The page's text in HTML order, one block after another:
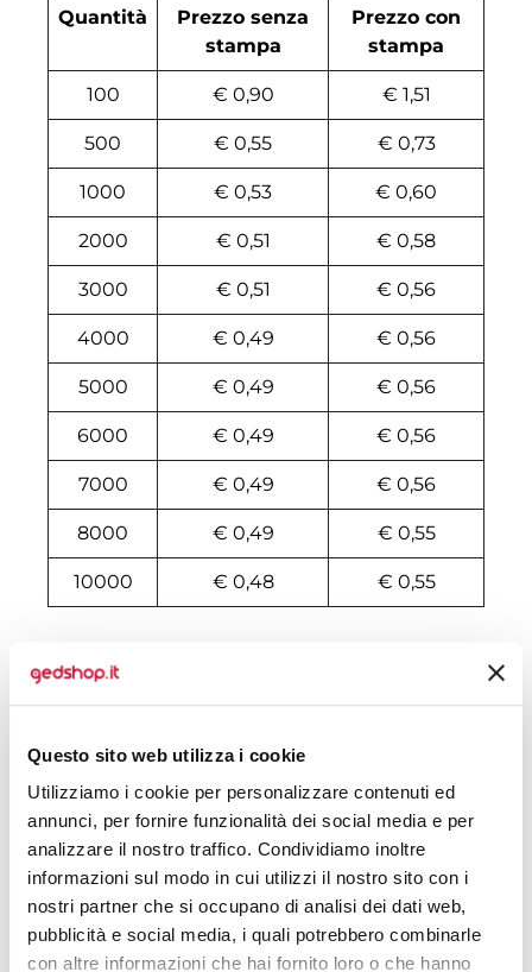
Questo sito web utilizza i cookie
Utilizziamo i cookie per personalizzare contenuti ed
annunci, per fornire funzionalità dei social media e per
analizzare il nostro traffico. Condividiamo inoltre
informazioni sul modo in cui utilizzi il nostro sito con i
nostri partner che si occupano di analisi dei dati web,
pubblicità e social media, i quali potrebbero combinarle
con altre informazioni che hai fornito loro o che hanno
Quantità
Prezzo senza
stampa
Prezzo con
stampa
100 € 0,90 € 1,51
500 € 0,55 € 0,73
1000 € 0,53 € 0,60
2000 € 0,51 € 0,58
3000 € 0,51 € 0,56
4000 € 0,49 € 0,56
5000 € 0,49 € 0,56
6000 € 0,49 € 0,56
7000 € 0,49 € 0,56
8000 € 0,49 € 0,55
10000 € 0,48 € 0,55
Tecniche di stampa
Prodotti alternativi